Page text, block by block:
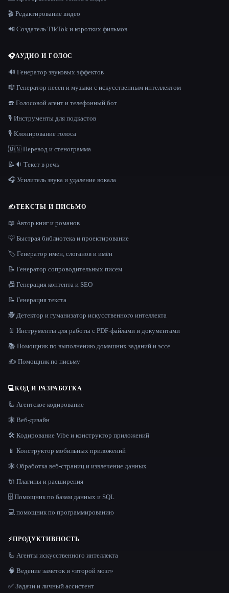
🎬 Редактирование видео
📲 Создатель TikTok и коротких фильмов
🎧АУДИО И ГОЛОС
🔊 Генератор звуковых эффектов
🎼 Генератор песен и музыки с искусственным интеллектом
☎️ Голосовой агент и телефонный бот
🎙️ Инструменты для подкастов
🎙️ Клонирование голоса
🇺🇳 Перевод и стенограмма
📝🔉 Текст в речь
🎧 Усилитель звука и удаление вокала
✍️ТЕКСТЫ И ПИСЬМО
📖 Автор книг и романов
💡 Быстрая библиотека и проектирование
🏷️ Генератор имен, слоганов и имён
📝 Генератор сопроводительных писем
📠 Генерация контента и SEO
📝 Генерация текста
🕵️ Детектор и гуманизатор искусственного интеллекта
📄 Инструменты для работы с PDF-файлами и документами
📚 Помощник по выполнению домашних заданий и эссе
✍️ Помощник по письму
💻КОД И РАЗРАБОТКА
🦾 Агентское кодирование
🕸 Веб-дизайн
🛠️ Кодирование Vibe и конструктор приложений
📱 Конструктор мобильных приложений
🕸️ Обработка веб-страниц и извлечение данных
🔌 Плагины и расширения
🗄️ Помощник по базам данных и SQL
💻 помощник по программированию
⚡ПРОДУКТИВНОСТЬ
🦾 Агенты искусственного интеллекта
🧠 Ведение заметок и «второй мозг»
✅ Задачи и личный ассистент